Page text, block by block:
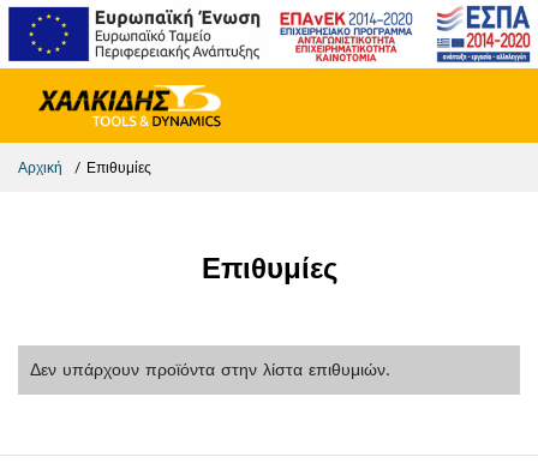
Αρχική Επιθυμίες
Επιθυμίες
Δεν υπάρχουν προϊόντα στην λίστα επιθυμιών.